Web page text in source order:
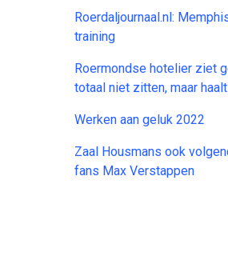
Roerdaljournaal.nl:
training
Roermondse hotelier ziet
totaal niet zitten, maar
Werken aan geluk 2022
Zaal Housmans ook
fans Max Verstappen